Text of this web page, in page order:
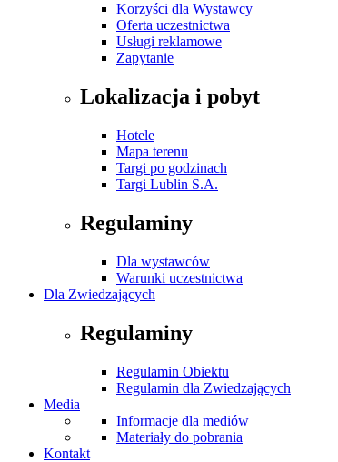
Korzyści dla Wystawcy
Oferta uczestnictwa
Usługi reklamowe
Zapytanie
Lokalizacja i pobyt
Hotele
Mapa terenu
Targi po godzinach
Targi Lublin S.A.
Regulaminy
Dla wystawców
Warunki uczestnictwa
Dla Zwiedzających
Regulaminy
Regulamin Obiektu
Regulamin dla Zwiedzających
Media
Informacje dla mediów
Materiały do pobrania
Kontakt